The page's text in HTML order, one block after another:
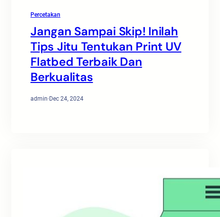
Percetakan
Jangan Sampai Skip! Inilah
Tips Jitu Tentukan Print UV
Flatbed Terbaik Dan
Berkualitas
admin·Dec 24, 2024